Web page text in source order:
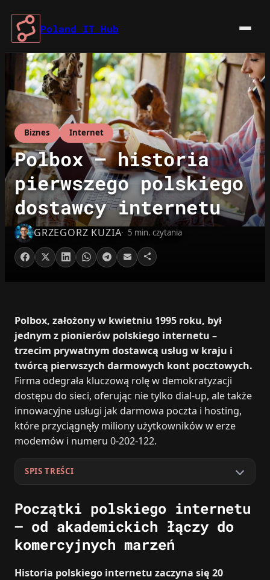
Przejdź
treści
Poland IT Hub
Biznes Internet
Polbox – historia
pierwszego polskiego
dostawcy internetu
GRZEGORZ KUZIA 5 min. czytania
Polbox, założony w kwietniu 1995 roku, był
jednym z pionierów polskiego internetu –
trzecim prywatnym dostawcą usług w kraju i
twórcą pierwszych darmowych kont pocztowych.
Firma odegrała kluczową rolę w demokratyzacji
dostępu do sieci, oferując nie tylko dial-up, ale także
innowacyjne usługi jak darmowa poczta i hosting,
które przyciągnęły miliony użytkowników w erze
modemów i numeru 0-202-122.
SPIS TREŚCI
Początki polskiego internetu
– od akademickich łączy do
komercyjnych marzeń
Historia polskiego internetu zaczyna się 20